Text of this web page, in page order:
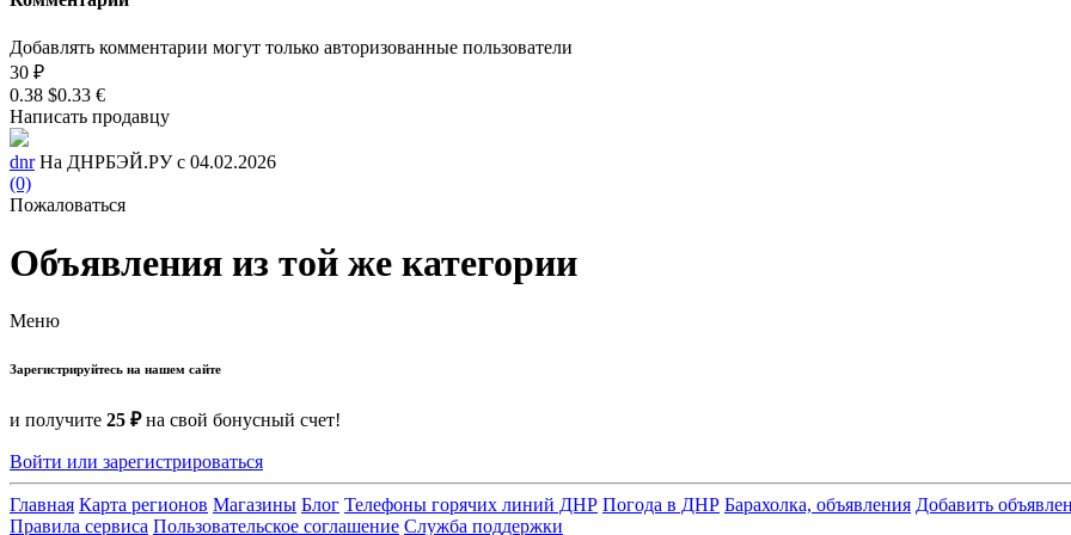
Добавлять комментарии могут только авторизованные пользователи
30 ₽
0.38 $0.33 €
Написать продавцу
dnr На ДНРБЭЙ.РУ с 04.02.2026
(0)
Пожаловаться
Объявления из той же категории
Меню
Зарегистрируйтесь на нашем сайте
и получите 25 ₽на свой бонусный счет!
Войти или зарегистрироваться
Главная Карта регионов Магазины Блог Телефоны горячих линий ДНР Погода в ДНР Барахолка, объявления Добавить
Правила сервиса Пользовательское соглашение Служба поддержки